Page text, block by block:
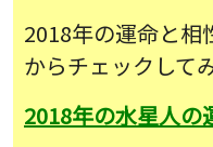
2018年の運命と相
からチェックして
2018年の水星人の